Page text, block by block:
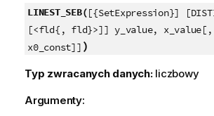
LINEST_SEB([{SetExpression}]
[<fld{, fld}>]] y_value, x_value[,
x0_const]] )
Typ zwracanych danych: liczbowy
Argumenty: